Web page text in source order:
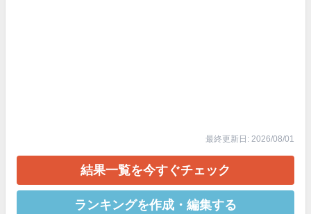
最終更新日: 2026/08/01
結果一覧を今すぐチェック
ランキングを作成・編集する